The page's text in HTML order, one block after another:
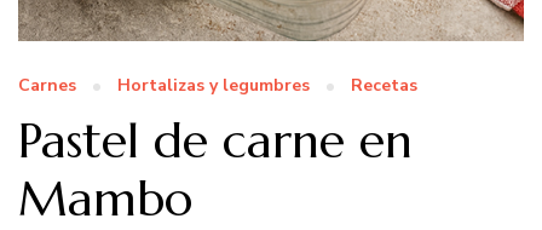
Carnes Hortalizas y legumbres Recetas
Pastel de carne en
Mambo